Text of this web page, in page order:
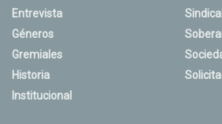
Entrevista
Géneros
Gremiales
Historia
Institucional